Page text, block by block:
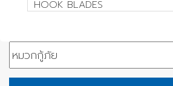
HOOK BLADES